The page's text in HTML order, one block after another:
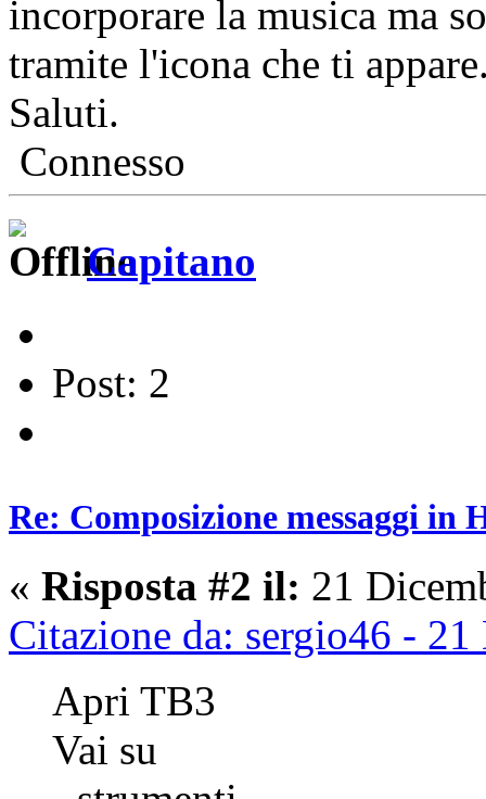
incorporare la musica ma
tramite l'icona che ti
Saluti.
Connesso
Capitano
Post: 2
Re: Composizione messaggi in
« Risposta #2 il: 21
Citazione da: sergio46 -
Apri TB3
Vai su